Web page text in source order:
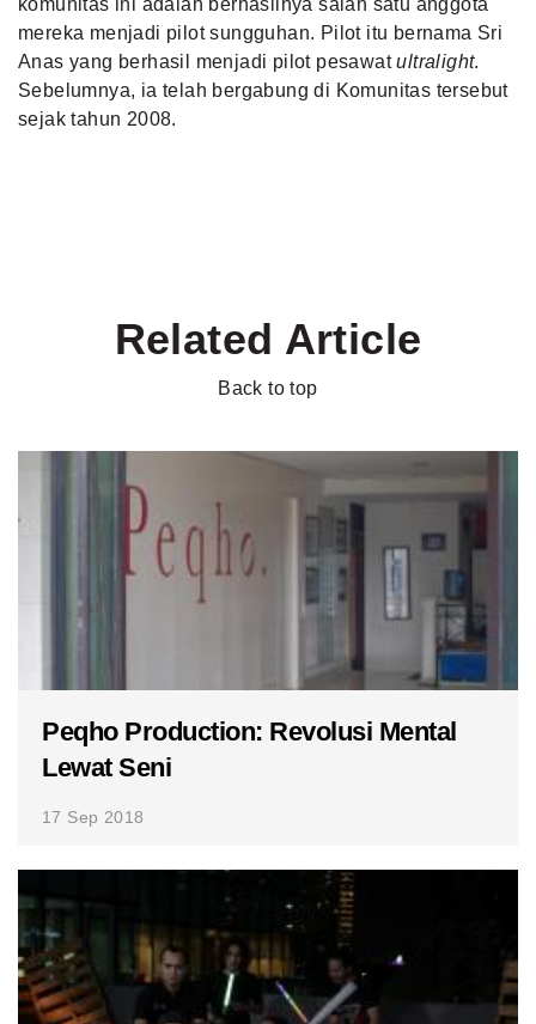
komunitas ini adalah berhasilnya salah satu anggota
mereka menjadi pilot sungguhan. Pilot itu bernama Sri
Anas yang berhasil menjadi pilot pesawatultralight.
Sebelumnya, ia telah bergabung di Komunitas tersebut
sejak tahun 2008.
Related Article
Back to top
Peqho Production: Revolusi Mental
Lewat Seni
17 Sep 2018